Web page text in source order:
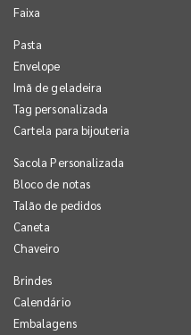
Faixa
Pasta
Envelope
Imã de geladeira
Tag personalizada
Cartela para bijouteria
Sacola Personalizada
Bloco de notas
Talão de pedidos
Caneta
Chaveiro
Brindes
Calendário
Embalagens